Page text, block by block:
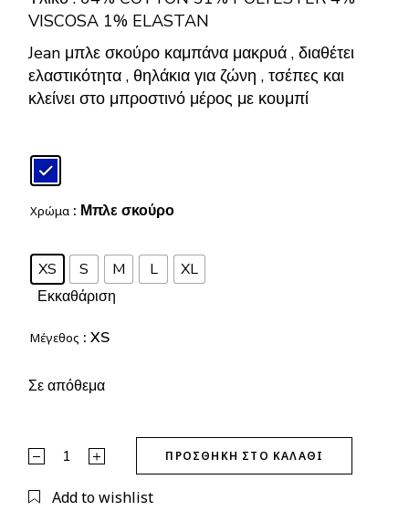
VISCOSA 1% ELASTAN
Jean μπλε σκούρο καμπάνα μακρυά , διαθέτει
ελαστικότητα , θηλάκια για ζώνη , τσέπες και
κλείνει στο μπροστινό μέρος με κουμπί
Χρώμα : Μπλε σκούρο
Μέγεθος : XS
XS S M L
XL
Εκκαθάριση
Σε απόθεμα
Jean Dark Blue Καμπάνα quantityΠΡΟΣΘΉΚΗ ΣΤΟ ΚΑΛΆΘΙ
Add to wishlist